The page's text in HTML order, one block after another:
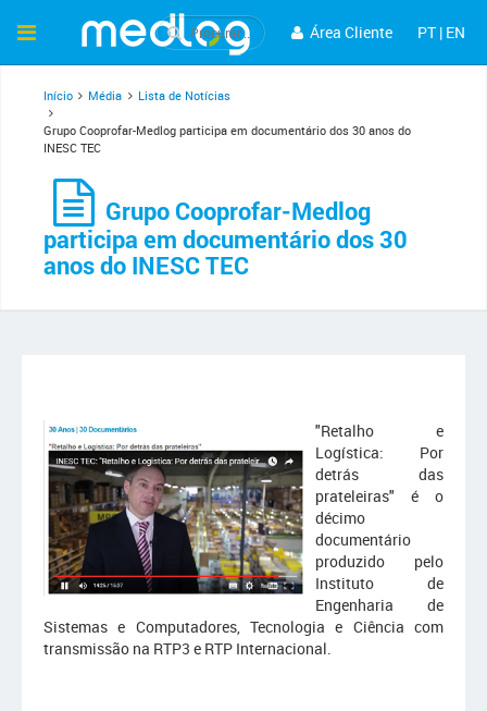
Área Cliente PT | EN
Início Média Lista de Notícias
Grupo Cooprofar-Medlog participa em documentário dos 30 anos do
INESC TEC
Grupo Cooprofar-Medlog
participa em documentário dos 30
anos do INESC TEC
"Retalho e
Logística: Por
detrás das
prateleiras" é o
décimo
documentário
produzido pelo
Instituto de
Engenharia de
Sistemas e Computadores, Tecnologia e Ciência com
transmissão na RTP3 e RTP Internacional.